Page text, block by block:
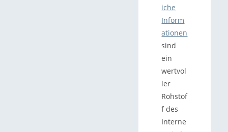
iche
Inform
ationen
sind
ein
wertvol
ler
Rohstof
f des
Interne